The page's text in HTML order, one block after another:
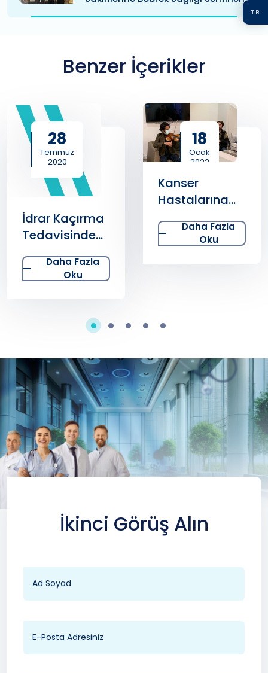
TR
Benzer İçerikler
28
Temmuz
2020
İdrar Kaçırma
Tedavisinde
Güncel
Yaklaşımlar
Nelerdir?
Daha Fazla
Oku
18
Ocak
2022
Kanser
Hastalarına
Türk Sanat
Müziği Morali
Daha Fazla
Oku
İkinci Görüş Alın